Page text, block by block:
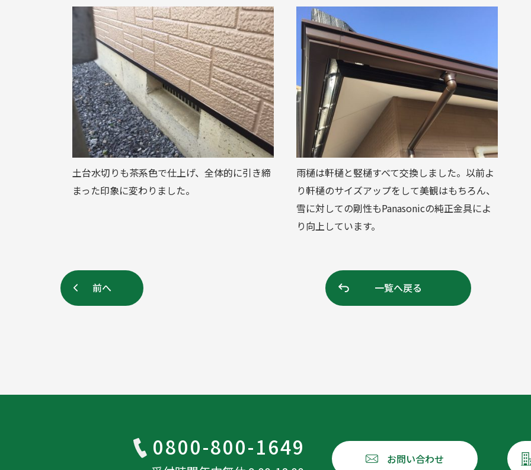
土台水切りも茶系色で仕上げ、全体的に引き締
まった印象に変わりました。
雨樋は軒樋と竪樋すべて交換しました。以前よ
り軒樋のサイズアップをして美観はもちろん、
雪に対しての剛性もPanasonicの純正金具によ
り向上しています。
前へ 一覧へ戻る
0800-800-1649 お問い合わせ